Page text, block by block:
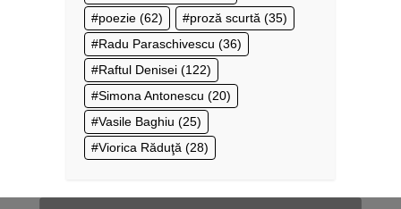
poezie (62) proză scurtă (35)
Radu Paraschivescu (36)
Raftul Denisei (122)
Simona Antonescu (20)
Vasile Baghiu (25)
Viorica Răduţă (28)